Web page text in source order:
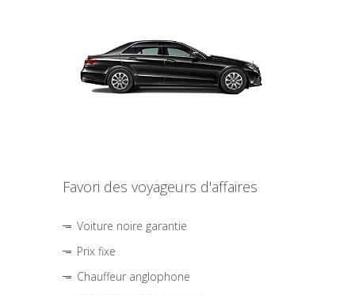
Favori des voyageurs d'affaires
Voiture noire garantie
Prix fixe
Chauffeur anglophone